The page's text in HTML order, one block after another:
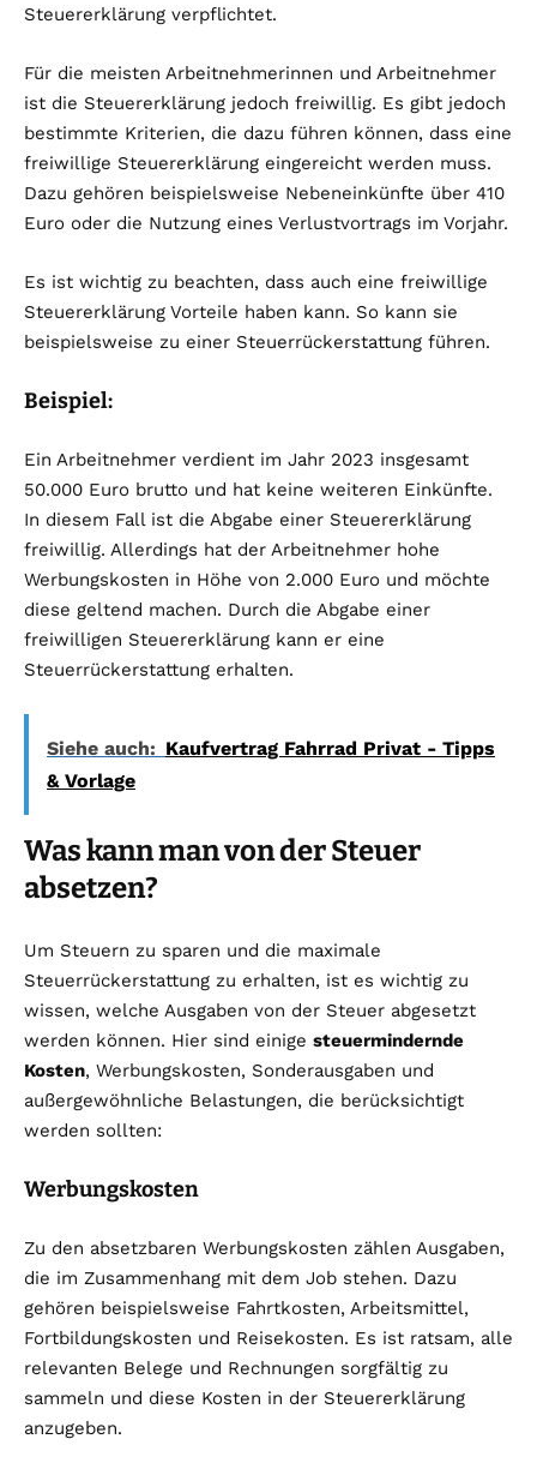
Steuererklärung verpflichtet.
Für die meisten Arbeitnehmerinnen und Arbeitnehmer
ist die Steuererklärung jedoch freiwillig. Es gibt jedoch
bestimmte Kriterien, die dazu führen können, dass eine
freiwillige Steuererklärung eingereicht werden muss.
Dazu gehören beispielsweise Nebeneinkünfte über 410
Euro oder die Nutzung eines Verlustvortrags im Vorjahr.
Es ist wichtig zu beachten, dass auch eine freiwillige
Steuererklärung Vorteile haben kann. So kann sie
beispielsweise zu einer Steuerrückerstattung führen.
Beispiel:
Ein Arbeitnehmer verdient im Jahr 2023 insgesamt
50.000 Euro brutto und hat keine weiteren Einkünfte.
In diesem Fall ist die Abgabe einer Steuererklärung
freiwillig. Allerdings hat der Arbeitnehmer hohe
Werbungskosten in Höhe von 2.000 Euro und möchte
diese geltend machen. Durch die Abgabe einer
freiwilligen Steuererklärung kann er eine
Steuerrückerstattung erhalten.
Siehe auch: Kaufvertrag Fahrrad Privat - Tipps
& Vorlage
Was kann man von der Steuer
absetzen?
Um Steuern zu sparen und die maximale
Steuerrückerstattung zu erhalten, ist es wichtig zu
wissen, welche Ausgaben von der Steuer abgesetzt
werden können. Hier sind einige steuermindernde
Kosten, Werbungskosten, Sonderausgaben und
außergewöhnliche Belastungen, die berücksichtigt
werden sollten:
Werbungskosten
Zu den absetzbaren Werbungskosten zählen Ausgaben,
die im Zusammenhang mit dem Job stehen. Dazu
gehören beispielsweise Fahrtkosten, Arbeitsmittel,
Fortbildungskosten und Reisekosten. Es ist ratsam, alle
relevanten Belege und Rechnungen sorgfältig zu
sammeln und diese Kosten in der Steuererklärung
anzugeben.